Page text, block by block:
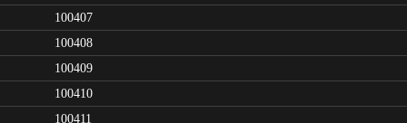
100407
100408
100409
100410
100411